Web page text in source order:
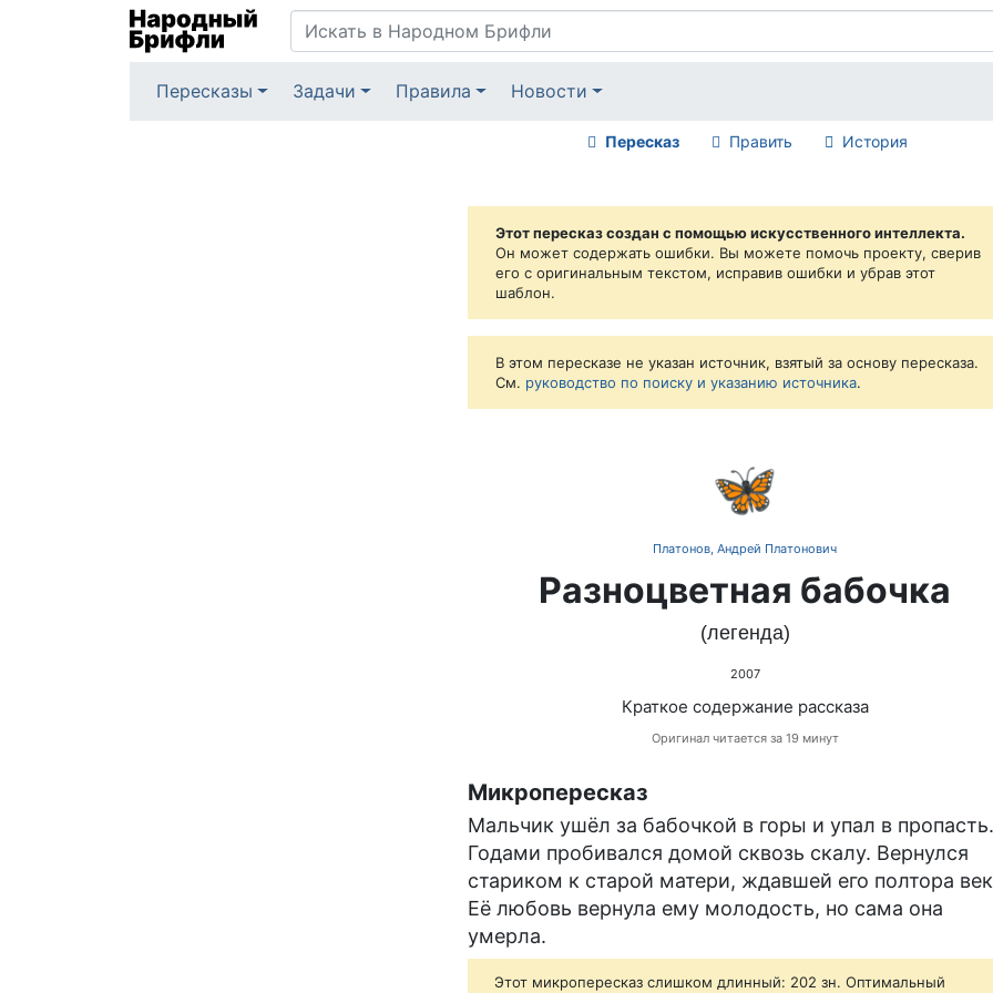
Пересказы Задачи Правила Новости
Пересказ Править История
Этот пересказ создан с помощью искусственного интеллекта.
Он может содержать ошибки. Вы можете помочь проекту, сверив
его с оригинальным текстом, исправив ошибки и убрав этот
шаблон.
В этом пересказе не указан источник, взятый за основу пересказа.
См. руководство по поиску и указанию источника.
🦋
Платонов, Андрей Платонович
Разноцветная бабочка
(легенда)
2007
Краткое содержание рассказа
Оригинал читается за 19 минут
Микропересказ
Мальчик ушёл за бабочкой в горы и упал в пропасть.
Годами пробивался домой сквозь скалу. Вернулся
стариком к старой матери, ждавшей его полтора
Её любовь вернула ему молодость, но сама она
умерла.
Этот микропересказ слишком длинный: 202 зн. Оптимальный